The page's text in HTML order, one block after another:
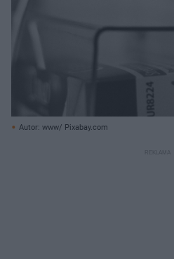
Autor: www/ Pixabay.com